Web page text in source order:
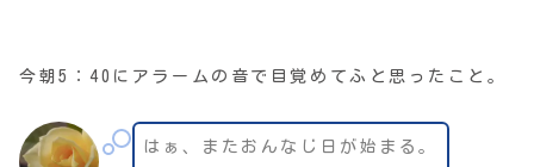
今朝5：40にアラームの音で目覚めてふと思ったこと。
はぁ、またおんなじ日が始まる。